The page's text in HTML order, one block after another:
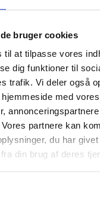
bruger cookies
til at tilpasse vores
dig funktioner til
trafik. Vi deler også
med
partnere kan
du har
din brug af deres
fået motorstop i svensk
Der var for dybt
mod nord, men de